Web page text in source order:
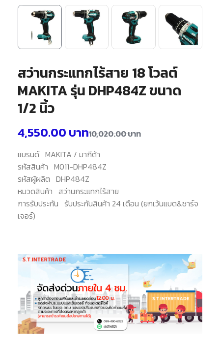
สว่านกระแทกไร้สาย 18 โวลต์
MAKITA รุ่น DHP484Z ขนาด
1/2 นิ้ว
10,020.00บาท
4,550.00 บาท
แบรนด์ MAKITA / มากีต้า
รหัสสินค้า M011-DHP484Z
รหัสผู้ผลิต DHP484Z
หมวดสินค้า สว่านกระแทกไร้สาย
การรับประกัน รับประกันสินค้า 24 เดือน (ยกเว้นแบต&ชาร์จ
เจอร์)